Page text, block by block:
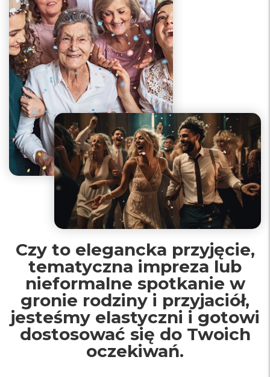
Czy to elegancka przyjęcie,
tematyczna impreza lub
nieformalne spotkanie w
gronie rodziny i przyjaciół,
jesteśmy elastyczni i gotowi
dostosować się do Twoich
oczekiwań.